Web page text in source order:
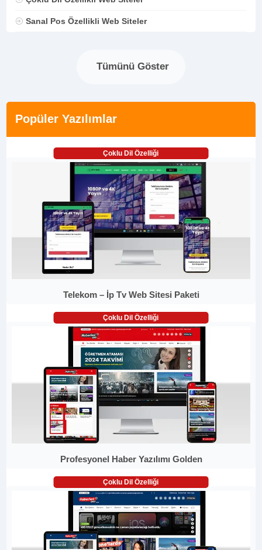
Sanal Pos Özellikli Web Siteler
Tümünü Göster
Popüler Yazılımlar
Çoklu Dil Özelliği
Telekom – İp Tv Web Sitesi Paketi
Çoklu Dil Özelliği
Profesyonel Haber Yazılımı Golden
Çoklu Dil Özelliği